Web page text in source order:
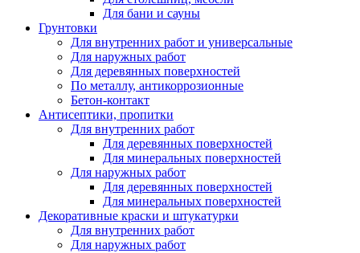
Для бани и сауны
Грунтовки
Для внутренних работ и универсальные
Для наружных работ
Для деревянных поверхностей
По металлу, антикоррозионные
Бетон-контакт
Антисептики, пропитки
Для внутренних работ
Для деревянных поверхностей
Для минеральных поверхностей
Для наружных работ
Для деревянных поверхностей
Для минеральных поверхностей
Декоративные краски и штукатурки
Для внутренних работ
Для наружных работ